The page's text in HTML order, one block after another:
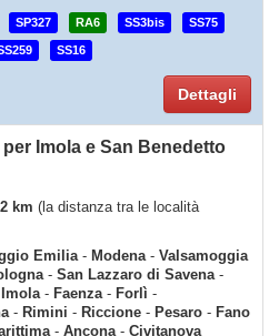
SP327 RA6 SS3bis SS75
SS16
Dettagli
per Imola e San Benedetto
km (la distanza tra le località
Emilia- Modena- Valsamoggia
- San Lazzaro di Savena-
Imola- Faenza- Forlì -
- Rimini - Riccione - Pesaro - Fano
- Ancona- Civitanova